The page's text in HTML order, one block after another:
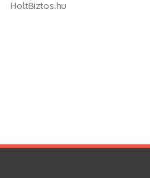
HoltBiztos.hu